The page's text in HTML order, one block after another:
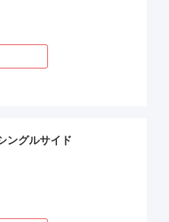
ングルサイド